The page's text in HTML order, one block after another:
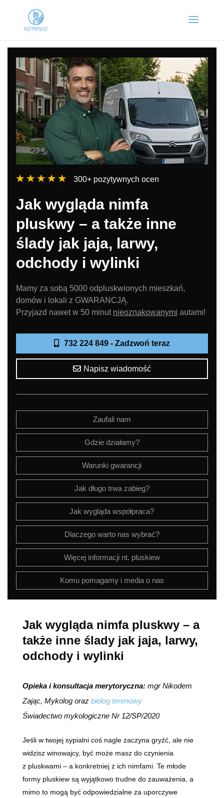
300+ pozytywnych ocen
Jak wygląda nimfa
pluskwy – a także inne
ślady jak jaja, larwy,
odchody i wylinki
Mamy za sobą 5000 odpluskwionych mieszkań,
domów i lokali z GWARANCJĄ.
Przyjazd nawet w 50 minut nieoznakowanymi autami!
732 224 849 - Zadzwoń teraz
Napisz wiadomość
Zaufali nam
Gdzie działamy?
Warunki gwarancji
Jak długo trwa zabieg?
Jak wygląda współpraca?
Dlaczego warto nas wybrać?
Więcej informacji nt. pluskiew
Komu pomagamy i media o nas
Jak wygląda nimfa pluskwy – a
także inne ślady jak jaja, larwy,
odchody i wylinki
Opieka i konsultacja merytoryczna:mgr Nikodem
Zając, Mykolog oraz biolog terenowy
Świadectwo mykologiczne Nr 12/SP/2020
Jeśli w twojej sypialni coś nagle zaczyna gryźć, ale nie
widzisz winowajcy, być może masz do czynienia
z pluskwami – a konkretniej z ich nimfami. Te młode
formy pluskiew są wyjątkowo trudne do zauważenia, a
mimo to mogą być odpowiedzialne za uporczywe